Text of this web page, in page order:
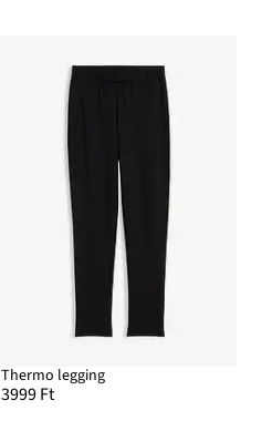
Thermo legging
3999 Ft